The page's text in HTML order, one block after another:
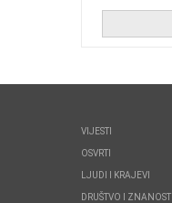
VIJESTI
OSVRTI
LJUDI I KRAJEVI
DRUŠTVO I ZNANOST